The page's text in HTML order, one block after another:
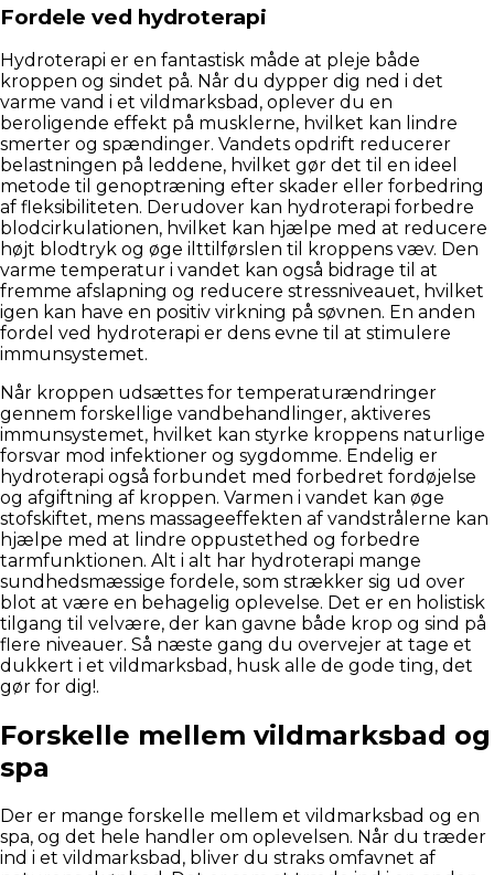
Fordele ved hydroterapi
Hydroterapi er en fantastisk måde at pleje både
kroppen og sindet på. Når du dypper dig ned i det
varme vand i et vildmarksbad, oplever du en
beroligende effekt på musklerne, hvilket kan lindre
smerter og spændinger. Vandets opdrift reducerer
belastningen på leddene, hvilket gør det til en ideel
metode til genoptræning efter skader eller forbedring
af fleksibiliteten. Derudover kan hydroterapi forbedre
blodcirkulationen, hvilket kan hjælpe med at reducere
højt blodtryk og øge ilttilførslen til kroppens væv. Den
varme temperatur i vandet kan også bidrage til at
fremme afslapning og reducere stressniveauet, hvilket
igen kan have en positiv virkning på søvnen. En anden
fordel ved hydroterapi er dens evne til at stimulere
immunsystemet.
Når kroppen udsættes for temperaturændringer
gennem forskellige vandbehandlinger, aktiveres
immunsystemet, hvilket kan styrke kroppens naturlige
forsvar mod infektioner og sygdomme. Endelig er
hydroterapi også forbundet med forbedret fordøjelse
og afgiftning af kroppen. Varmen i vandet kan øge
stofskiftet, mens massageeffekten af vandstrålerne kan
hjælpe med at lindre oppustethed og forbedre
tarmfunktionen. Alt i alt har hydroterapi mange
sundhedsmæssige fordele, som strækker sig ud over
blot at være en behagelig oplevelse. Det er en holistisk
tilgang til velvære, der kan gavne både krop og sind på
flere niveauer. Så næste gang du overvejer at tage et
dukkert i et vildmarksbad, husk alle de gode ting, det
gør for dig!.
Forskelle mellem vildmarksbad og
spa
Der er mange forskelle mellem et vildmarksbad og en
spa, og det hele handler om oplevelsen. Når du træder
ind i et vildmarksbad, bliver du straks omfavnet af